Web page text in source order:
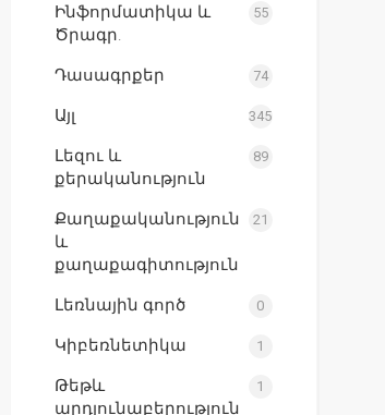
Ինֆորմատիկա և
Ծրագր.
55
Դասագրքեր 74
Այլ 345
Լեզու և
քերականություն
89
Քաղաքականություն
և
քաղաքագիտություն
21
Լեռնային գործ 0
Կիբեռնետիկա 1
Թեթև
արդյունաբերություն
1